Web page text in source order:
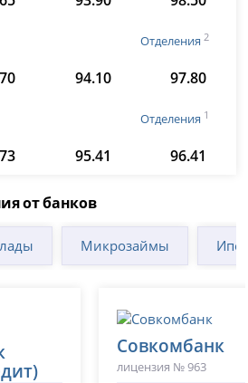
Отделения 2
94.10 97.80
Отделения 1
95.41 96.41
от банков
Микрозаймы
Совкомбанк
лицензия № 963